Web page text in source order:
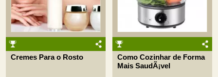
Cremes Para o Rosto
Como Cozinhar de Forma
Mais SaudÃ¡vel